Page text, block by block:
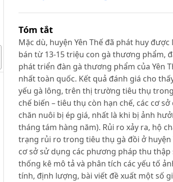
Tóm tắt
Mặc dù, huyện Yên Thế đã phát huy
bán từ 13-15 triệu con gà thương phẩm,
phát triển đàn gà thương phẩm của Yên
nhất toàn quốc. Kết quả đánh giá cho
yếu gà lông, trên thị trường tiêu thụ
chế biến – tiêu thụ còn hạn chế, các cơ
chăn nuôi bị ép giá, nhất là khi bị ảnh
tháng tám hàng năm). Rủi ro xảy ra, hộ
trạng rủi ro trong tiêu thụ gà đồi ở huyện
cơ sở sử dụng các phương pháp thu
thống kê mô tả và phân tích các yếu tố
tính, định lượng, bài viết đề xuất một số